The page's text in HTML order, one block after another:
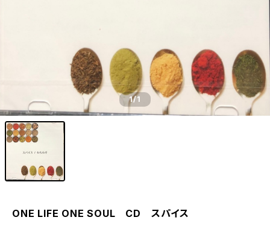
1/1
ONE LIFE ONE SOUL CD スパイス